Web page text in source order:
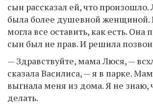
сын рассказал ей, что
была более душевной женщиной.
могла все оставить, как есть. Она
сын был не прав. И решила
— Здравствуйте, мама Люся, —
сказала Василиса, — я в парке.
выгнала меня из дома. Я не знаю,
делать.